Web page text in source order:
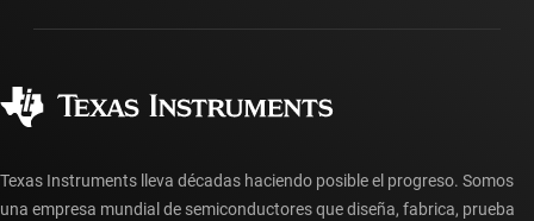
Preguntas frecuentes sobre la cuenta myTI
Preguntas frecuentes sobre pedidos
Texas Instruments lleva décadas haciendo posible el progreso. Somos
una empresa mundial de semiconductores que diseña, fabrica, prueba